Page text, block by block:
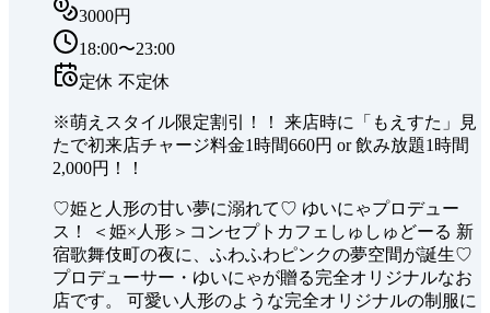
3000円
18:00〜23:00
定休 不定休
※萌えスタイル限定割引！！ 来店時に「もえすた」見
たで初来店チャージ料金1時間660円 or 飲み放題1時間
2,000円！！
♡姫と人形の甘い夢に溺れて♡ ゆいにゃプロデュー
ス！ ＜姫×人形＞コンセプトカフェしゅしゅどーる 新
宿歌舞伎町の夜に、ふわふわピンクの夢空間が誕生♡
プロデューサー・ゆいにゃが贈る完全オリジナルなお
店です。 可愛い人形のような完全オリジナルの制服に